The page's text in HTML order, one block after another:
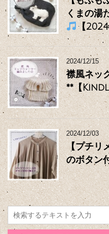
くまの湯
【2024
2024/12/15
襟風ネッ
**【
2024/12/03
【プチリ
のボタン